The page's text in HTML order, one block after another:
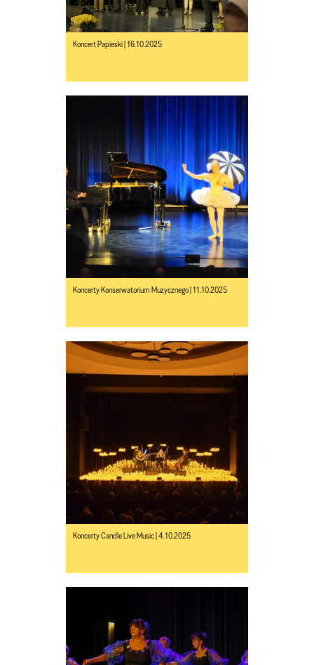
Koncert Papieski | 16.10.2025
Koncerty Konserwatorium Muzycznego | 11.10.2025
Koncerty Candle Live Music | 4.10.2025